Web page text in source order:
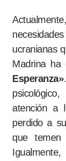
ucranianas
Madrina ha
Esperanza»
atención a
perdido a
que